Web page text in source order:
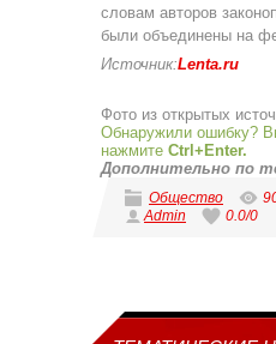
словам авторов
были объединены на
Источник:Lenta.ru
Фото из открытых
Обнаружили ошибку?
нажмите Ctrl+Enter.
Дополнительно по
Общество
Admin
0.0/0